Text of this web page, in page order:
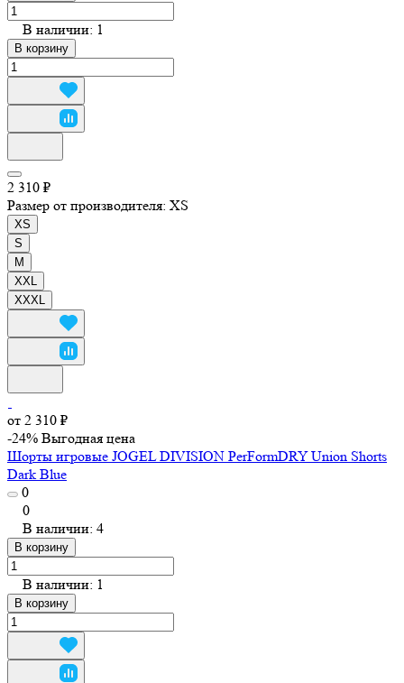
В наличии: 1
В корзину
2 310 ₽
Размер от производителя: XS
XS
S
M
XXL
XXXL
от 2 310 ₽
-24% Выгодная цена
Шорты игровые JOGEL DIVISION PerFormDRY Union Shorts
Dark Blue
0
0
В наличии: 4
В корзину
В наличии: 1
В корзину